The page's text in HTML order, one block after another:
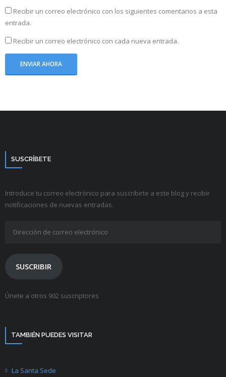
Recibir un correo electrónico con los siguientes comentarios a esta
entrada.
Recibir un correo electrónico con cada nueva entrada.
SUSCRÍBETE
Introduce tu correo electrónico para suscribirte a este blog y recibir
notificaciones de nuevas entradas.
electrónico
SUSCRIBIR
Únete a otros 902 suscriptores
TAMBIÉN PUEDES VISITAR
La Santa Sede